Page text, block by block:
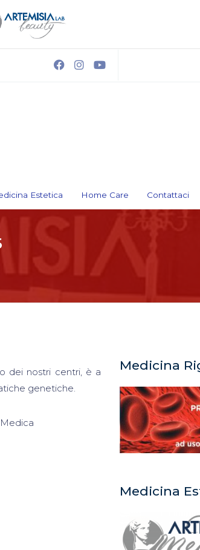
Estetica Home Care Contattaci
dei nostri centri, è a
genetiche.
Medicina
Medicina